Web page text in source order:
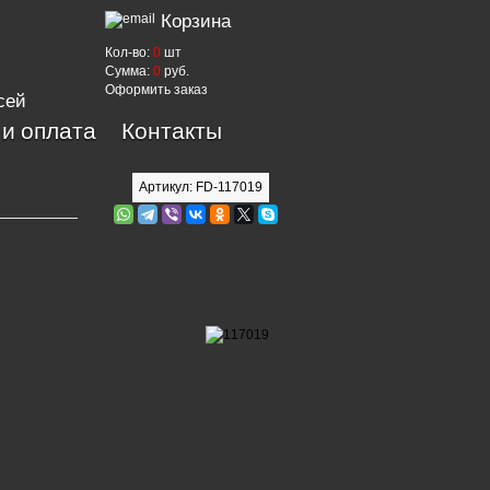
Артикул: FD-117019
Корзина
Кол-во: 0 шт
Сумма: 0 руб.
Оформить заказ
оплата Контакты